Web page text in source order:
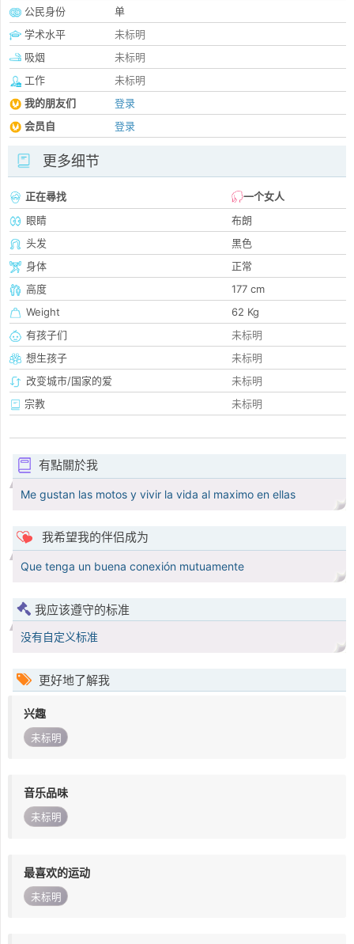
公民身份
单
学术水平
未标明
吸烟
未标明
工作
未标明
我的朋友们
登录
会员自
登录
更多细节
正在尋找
一个女人
眼睛
布朗
头发
黑色
身体
正常
高度
177 cm
Weight
62 Kg
有孩子们
未标明
想生孩子
未标明
改变城市/国家的爱
未标明
宗教
未标明
有點關於我
Me gustan las motos y vivir la vida al maximo en ellas
我希望我的伴侣成为
Que tenga un buena conexión mutuamente
我应该遵守的标准
没有自定义标准
更好地了解我
兴趣
未标明
音乐品味
未标明
最喜欢的运动
未标明